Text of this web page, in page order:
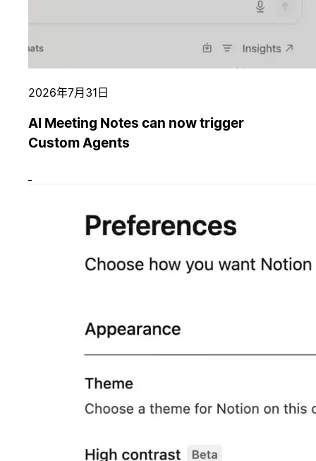
2026年7月31日
AI Meeting Notes can now trigger
Custom Agents